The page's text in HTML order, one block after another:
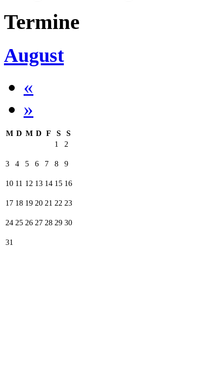
Termine
August
«
»
M D M D F S
S
1
2
3 4 5 6 7 8 9
10 11 12 13 14 15 16
17 18 19 20 21 22 23
24 25 26 27 28 29 30
31